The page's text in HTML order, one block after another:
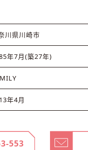
川県川崎市
年7月(築27年)
年4月
553